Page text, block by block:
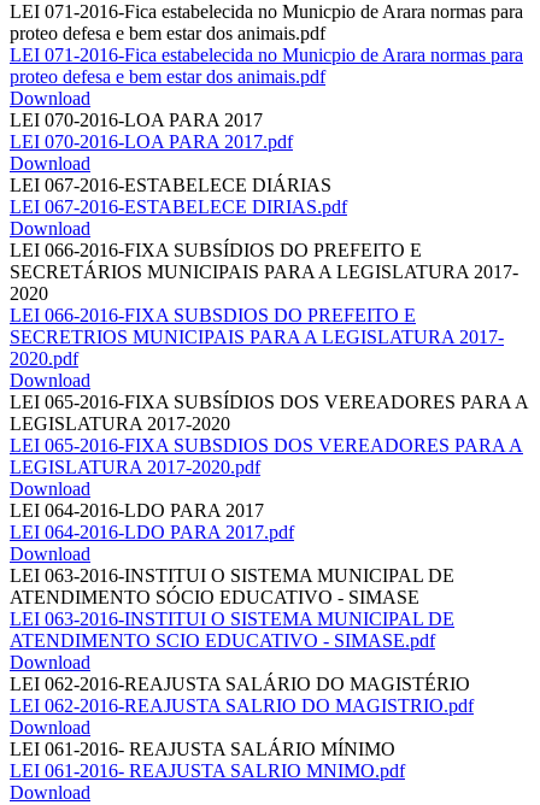
LEI 071-2016-Fica estabelecida no Municpio de Arara normas para
proteo defesa e bem estar dos animais.pdf
LEI 071-2016-Fica estabelecida no Municpio de Arara normas para
proteo defesa e bem estar dos animais.pdf
Download
LEI 070-2016-LOA PARA 2017
LEI 070-2016-LOA PARA 2017.pdf
Download
LEI 067-2016-ESTABELECE DIÁRIAS
LEI 067-2016-ESTABELECE DIRIAS.pdf
Download
LEI 066-2016-FIXA SUBSÍDIOS DO PREFEITO E
SECRETÁRIOS MUNICIPAIS PARA A LEGISLATURA 2017-
2020
LEI 066-2016-FIXA SUBSDIOS DO PREFEITO E
SECRETRIOS MUNICIPAIS PARA A LEGISLATURA 2017-
2020.pdf
Download
LEI 065-2016-FIXA SUBSÍDIOS DOS VEREADORES PARA A
LEGISLATURA 2017-2020
LEI 065-2016-FIXA SUBSDIOS DOS VEREADORES PARA A
LEGISLATURA 2017-2020.pdf
Download
LEI 064-2016-LDO PARA 2017
LEI 064-2016-LDO PARA 2017.pdf
Download
LEI 063-2016-INSTITUI O SISTEMA MUNICIPAL DE
ATENDIMENTO SÓCIO EDUCATIVO - SIMASE
LEI 063-2016-INSTITUI O SISTEMA MUNICIPAL DE
ATENDIMENTO SCIO EDUCATIVO - SIMASE.pdf
Download
LEI 062-2016-REAJUSTA SALÁRIO DO MAGISTÉRIO
LEI 062-2016-REAJUSTA SALRIO DO MAGISTRIO.pdf
Download
LEI 061-2016- REAJUSTA SALÁRIO MÍNIMO
LEI 061-2016- REAJUSTA SALRIO MNIMO.pdf
Download